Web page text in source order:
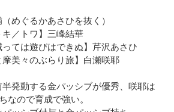
めぐるかあさひを抜く）
キ／トワ】三峰結華
っては遊びはできぬ】芹沢あさひ
摩美々のぶらり旅】白瀬咲耶
半発動する金パッシブが優秀、咲耶は
なので育成で強い。